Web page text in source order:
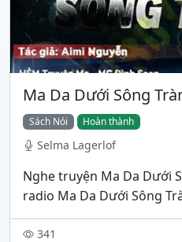
Ma Da Dưới Sông
Sách Nói Hoàn thành
Selma Lagerlof
Nghe truyện Ma Da Dưới
radio Ma Da Dưới Sông
341